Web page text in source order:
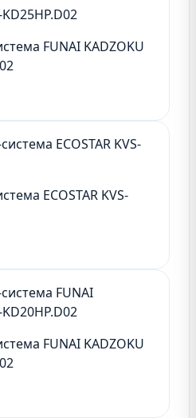
FUNAI KADZOKU
ECOSTAR KVS-
FUNAI KADZOKU